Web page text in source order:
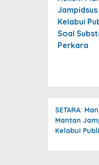
Kelabui
Soal
Perkara
SETARA:
Mantan
Kelabui